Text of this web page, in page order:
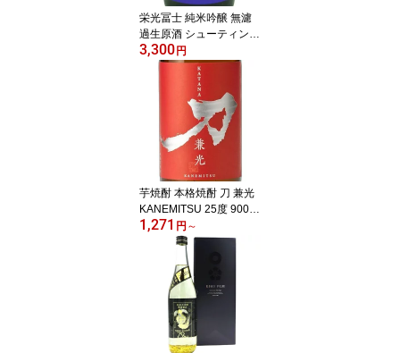
栄光冨士 純米吟醸 無濾
過生原酒 シューティン
グ・スター 1800ml 山形
県 冨士酒造 日本酒 クー
ル便 あす楽 お酒 お中元
プレゼント
3,300 円
芋焼酎 本格焼酎 刀 兼光
KANEMITSU 25度 900ml
/ 1800ml 鹿児島県 佐多
宗二商店 焼酎 コンビニ
受取対応商品 あす楽 お
酒 お中元 プレゼント
1,271 円 ～